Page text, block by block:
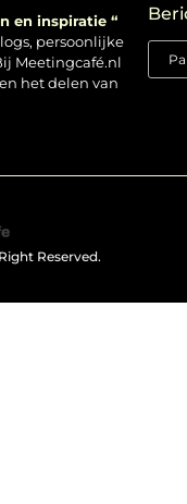
en inspiratie “
persoonlijke
Meetingcafé.nl
het delen van
Reserved.